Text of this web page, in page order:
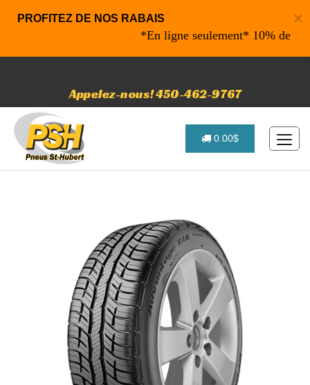
×
PROFITEZ DE NOS RABAIS
*En ligne seulement* 10% de rabais
Appelez-nous! 450-462-9767
0.00$